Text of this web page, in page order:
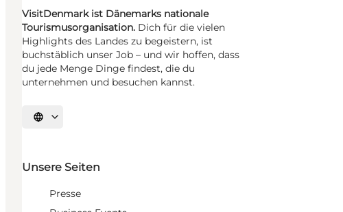
VisitDenmark ist Dänemarks nationale
Tourismusorganisation. Dich für die vielen
Highlights des Landes zu begeistern, ist
buchstäblich unser Job – und wir hoffen, dass
du jede Menge Dinge findest, die du
unternehmen und besuchen kannst.
Sprache auswählen
Unsere Seiten
Presse